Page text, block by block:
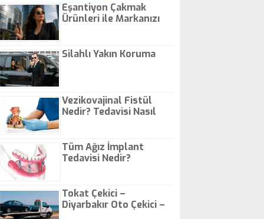
Eşantiyon Çakmak
Ürünleri ile Markanızı
Silahlı Yakın Koruma
Vezikovajinal Fistül
Nedir? Tedavisi Nasıl
Tüm Ağız İmplant
Tedavisi Nedir?
Tokat Çekici –
Diyarbakır Oto Çekici –